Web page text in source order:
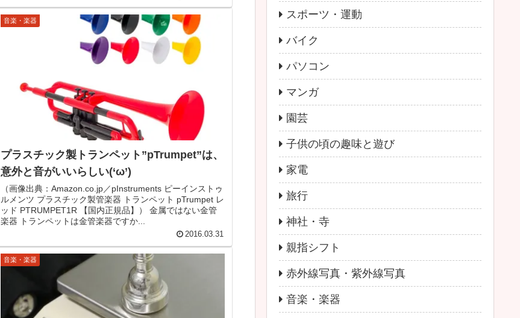
音楽・楽器
プラスチック製トランペット”pTrumpet”は、
意外と音がいいらしい(‘ω’)
（画像出典：Amazon.co.jp／pInstruments ピーインストゥ
ルメンツ プラスチック製管楽器 トランペット pTrumpet レ
ッド PTRUMPET1R 【国内正規品】） 金属ではない金管
楽器 トランペットは金管楽器ですか...
2016.03.31
音楽・楽器
スポーツ・運動
バイク
パソコン
マンガ
園芸
子供の頃の趣味と遊び
家電
旅行
神社・寺
親指シフト
赤外線写真・紫外線写真
音楽・楽器